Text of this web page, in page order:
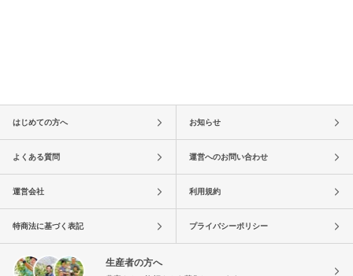
はじめての方へ お知らせ
よくある質問 運営へのお問い合わせ
運営会社 利用規約
特商法に基づく表記 プライバシーポリシー
生産者の方へ